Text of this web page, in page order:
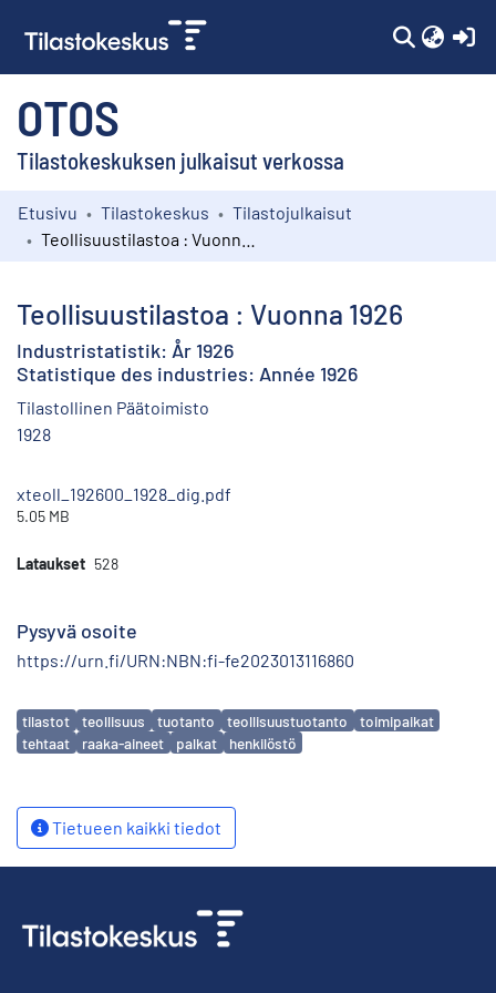
OTOS
Tilastokeskuksen julkaisut verkossa
Kokoelmat
Etusivu Tilastokeskus
Tilastojulkaisut
Teollisuustilastoa : Vuonna 1926
Industristatistik: År 1926
Statistique des industries: Année 1926
Tilastollinen Päätoimisto
1928
xteoll_192600_1928_dig.pdf
5.05 MB
Lataukset 528
Pysyvä osoite
https://urn.fi/URN:NBN:fi-fe2023013116860
Avainsanat
tilastot teollisuus tuotanto teollisuustuotanto
toimipaikat
tehtaat
raaka-aineet palkat henkilöstö
Tietueen kaikki tiedot